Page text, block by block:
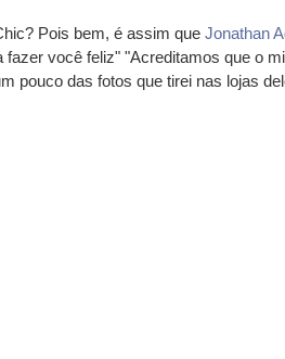
Pois bem, é assim que Jonathan
você feliz" "Acreditamos que o
pouco das fotos que tirei nas lojas